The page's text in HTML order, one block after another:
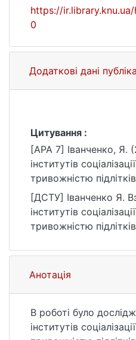
https://
0
Додаткові дані
Цитування :
[APA 7] Іванченко, Я.
інститутів
тривожністю
[Бакалаврська
національний
Шевченка].
https://
0
[ДСТУ] Іванченко Я.
інститутів
тривожністю
Психологія / наук.
2024. 82 с. URL:
https://
Анотація
В роботі було
інститутів